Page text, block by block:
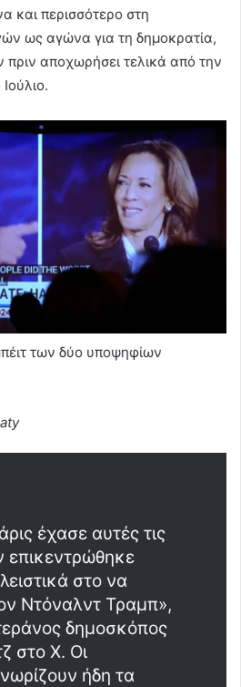
και περισσότερο στη
ως αγώνα για τη δημοκρατία,
αποχωρήσει τελικά από την
των δύο υποψηφίων
έχασε αυτές τις
επικεντρώθηκε
στο να
Ντόναλντ Τραμπ»,
δημοσκόπος
στο X. Οι
ήδη τα